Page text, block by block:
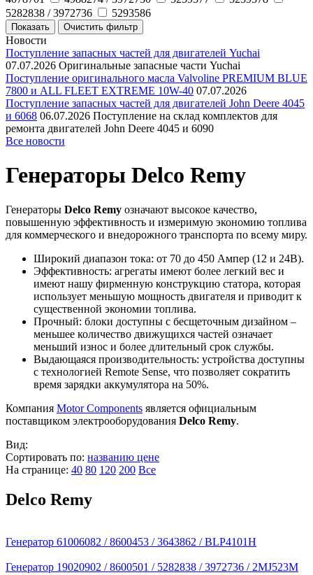
5282838 / 3972736
5293586
Новости
Поступление запасных частей для двигателей Yuchai
07.07.2026 Оригинальные запасные части Yuchai
Поступление оригинального масла Valvoline PREMIUM BLUE
7800 и ALL FLEET EXTREME 10W-40 07.07.2026
Поступление запасных частей для двигателей John Deere 4045
и 6068 06.07.2026 Поступление на склад комплектов для
ремонта двигателей John Deere 4045 и 6090
Все новости
Генераторы Delco Remy
Генераторы Delco Remy означают высокое качество,
повышенную эффективность и измеримую экономию топлива
для коммерческого и внедорожного транспорта по всему миру.
Широкий диапазон тока: от 70 до 450 Ампер (12 и 24В).
Эффективность: агрегаты имеют более легкий вес и
имеют нашу фирменную конструкцию статора, которая
использует меньшую мощность двигателя и приводит к
существенной экономии топлива.
Прочный: блоки доступны с бесщеточным дизайном –
меньшее количество движущихся частей означает
меньший износ и более длительный срок службы.
Выдающаяся производительность: устройства доступны
с технологией Remote Sense, что позволяет сократить
время зарядки аккумулятора на 50%.
Компания Motor Components является официальным
поставщиком электрооборудования Delco Remy.
Вид:
Сортировать по: названию цене
На странице: 40 80 120 200 Все
Delco Remy
Генератор 61006082 / 8600453 / 3643862 / BLP4101H
Генератор 19020902 / 8600501 / 5282838 / 3972736 / 2MJ523M